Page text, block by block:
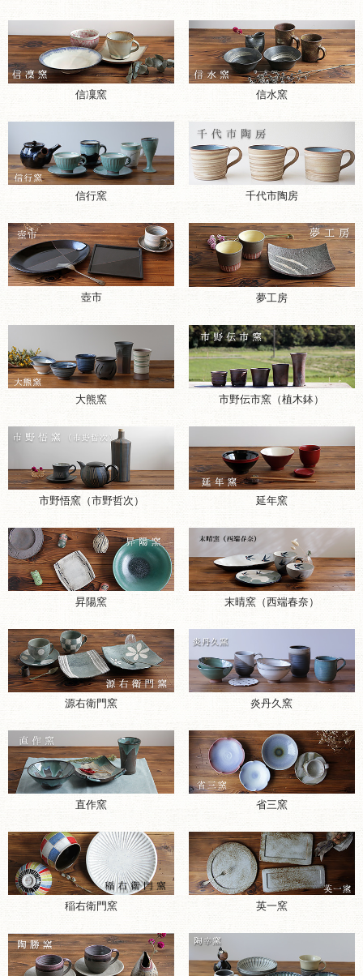
信凜窯 信水窯
信行窯 千代市陶房
壺市 夢工房
大熊窯 市野伝市窯（植木鉢）
市野悟窯（市野哲次） 延年窯
昇陽窯 末晴窯（西端春奈）
源右衛門窯 炎丹久窯
直作窯 省三窯
稲右衛門窯 英一窯